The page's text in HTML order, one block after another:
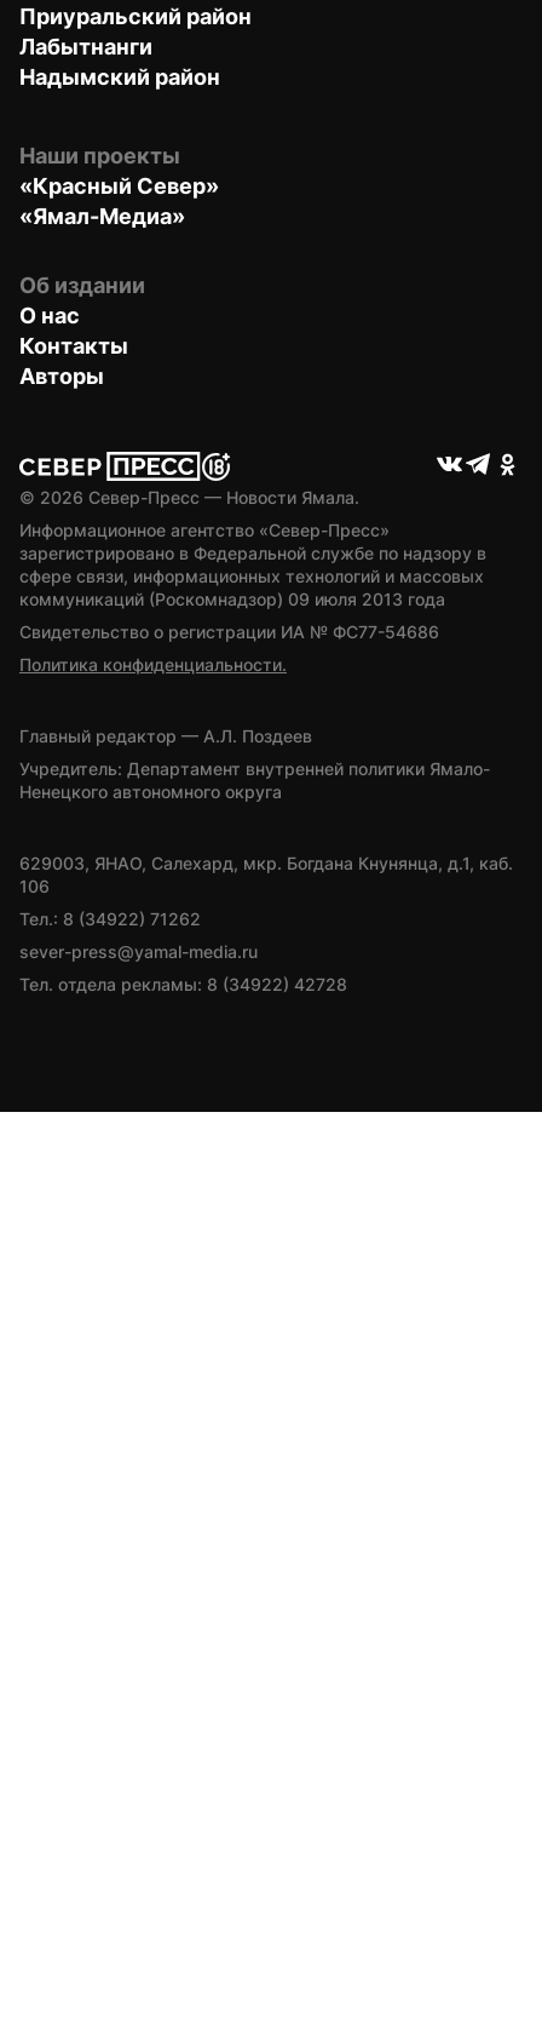
Приуральский район
Лабытнанги
Надымский район
Наши проекты
«Красный Север»
«Ямал-Медиа»
Об издании
О нас
Контакты
Авторы
© 2026 Север-Пресс — Новости Ямала.
Информационное агентство «Север-Пресс»
зарегистрировано в Федеральной службе по надзору в
сфере связи, информационных технологий и массовых
коммуникаций (Роскомнадзор) 09 июля 2013 года
Свидетельство о регистрации ИА № ФС77-54686
Политика конфиденциальности.
Главный редактор — А.Л. Поздеев
Учредитель: Департамент внутренней политики Ямало-
Ненецкого автономного округа
629003, ЯНАО, Салехард, мкр. Богдана Кнунянца, д.1, каб.
106
Тел.: 8 (34922) 71262
sever-press@yamal-media.ru
Тел. отдела рекламы: 8 (34922) 42728